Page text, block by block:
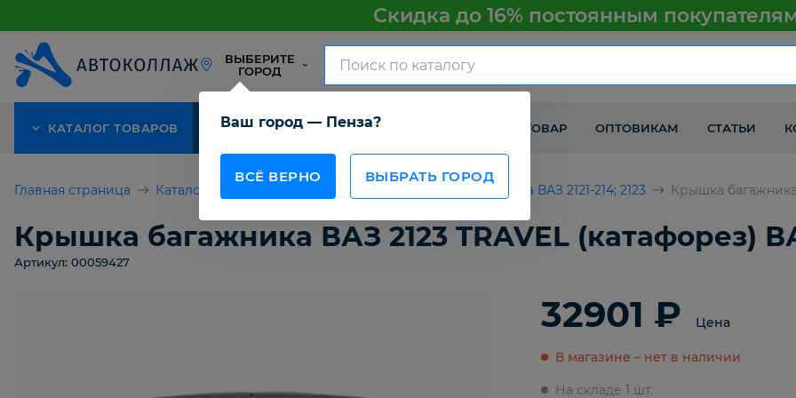
Скидка до 16% постоянным
ВЫБЕРИТЕ
ГОРОД
Ваш город — Пенза?
ВСЁ ВЕРНО ВЫБРАТЬ ГОРОД
КАТАЛОГ ТОВАРОВ АКЦИЯ О КОМПАНИИ КАК ПОЛУЧИТЬ ТОВАР ОПТОВИКАМ СТАТЬИ
Главная страница Каталог товаров Детали кузова ВАЗ 2121-214; 2123 Крышка багажника
Крышка багажника ВАЗ 2123 TRAVEL (катафорез)
Артикул: 00059427
32901 ₽ Цена
В магазине – нет в наличии
На складе 1 шт.